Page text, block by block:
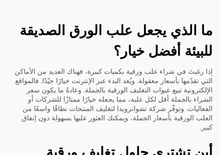
ما الذي يجعل علب الورق الصديقة
للبيئة أفضل خيار؟
إذا رغبتَ في شراء علب ورقية بكميات كبيرة، فهناك العديد من الأماكن
التي تقدّمها بأسعار معقولة. ويُعد البدء عبر الإنترنت خيارًا جيّدًا. فالمواقع
الإلكترونية تبيع عبوات التغليف الورقية بالجملة. وعادةً ما يكون سعر
الشراء بالجملة أقل لكل علبة، مما يجعله خيارًا ممتازًا للشركات أو
الفعاليات. وتوفّر شركة تشوانرويدا لتغليف المنتجات نطاقًا واسعًا من
العلب الورقية بأسعار الجملة، ويمكنك العثور عليها بسهولة دون إنفاق
كبير.